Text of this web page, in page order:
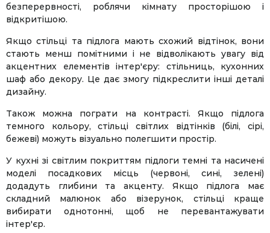
безперервності, роблячи кімнату просторішою і
відкритішою.
Якщо стільці та підлога мають схожий відтінок, вони
стають менш помітними і не відволікають увагу від
акцентних елементів інтер'єру: стільниць, кухонних
шаф або декору. Це дає змогу підкреслити інші деталі
дизайну.
Також можна пограти на контрасті. Якщо підлога
темного кольору, стільці світлих відтінків (білі, сірі,
бежеві) можуть візуально полегшити простір.
У кухні зі світлим покриттям підлоги темні та насичені
моделі посадкових місць (червоні, сині, зелені)
додадуть глибини та акценту. Якщо підлога має
складний малюнок або візерунок, стільці краще
вибирати однотонні, щоб не перевантажувати
інтер'єр.